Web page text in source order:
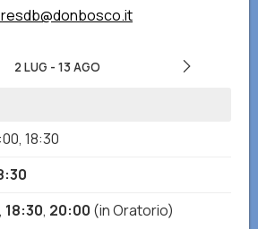
2 LUG - 13 AGO
, 18:30
, 18:30, 20:00 (in Oratorio)